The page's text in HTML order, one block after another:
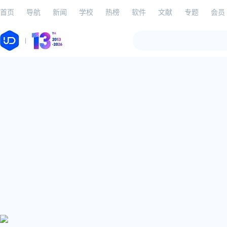
首页 导航 新闻 学校 热榜 软件 文献 专题 会员